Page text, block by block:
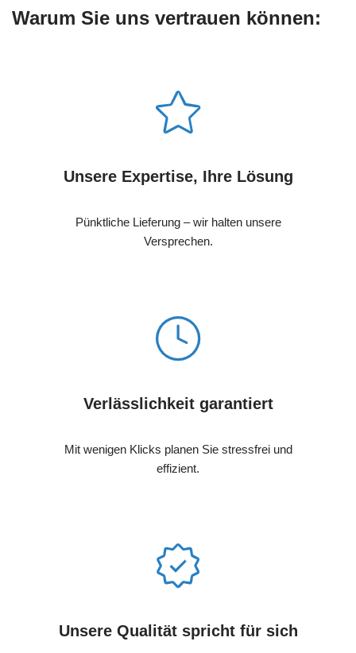
Warum Sie uns vertrauen können:
Unsere Expertise, Ihre Lösung
Pünktliche Lieferung – wir halten unsere
Versprechen.
Verlässlichkeit garantiert
Mit wenigen Klicks planen Sie stressfrei und
effizient.
Unsere Qualität spricht für sich